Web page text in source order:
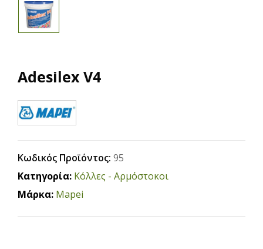
Adesilex V4
Κωδικός Προϊόντος: 95
Κατηγορία: Κόλλες - Αρμόστοκοι
Μάρκα: Mapei